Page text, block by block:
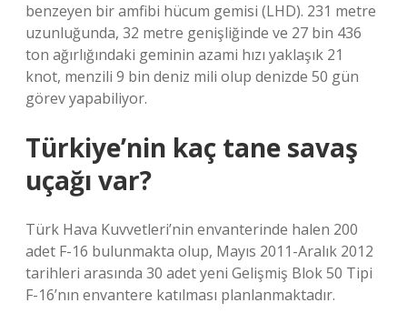
benzeyen bir amfibi hücum gemisi (LHD). 231 metre
uzunluğunda, 32 metre genişliğinde ve 27 bin 436
ton ağırlığındaki geminin azami hızı yaklaşık 21
knot, menzili 9 bin deniz mili olup denizde 50 gün
görev yapabiliyor.
Türkiye’nin kaç tane savaş
uçağı var?
Türk Hava Kuvvetleri’nin envanterinde halen 200
adet F-16 bulunmakta olup, Mayıs 2011-Aralık 2012
tarihleri ​​arasında 30 adet yeni Gelişmiş Blok 50 Tipi
F-16’nın envantere katılması planlanmaktadır.